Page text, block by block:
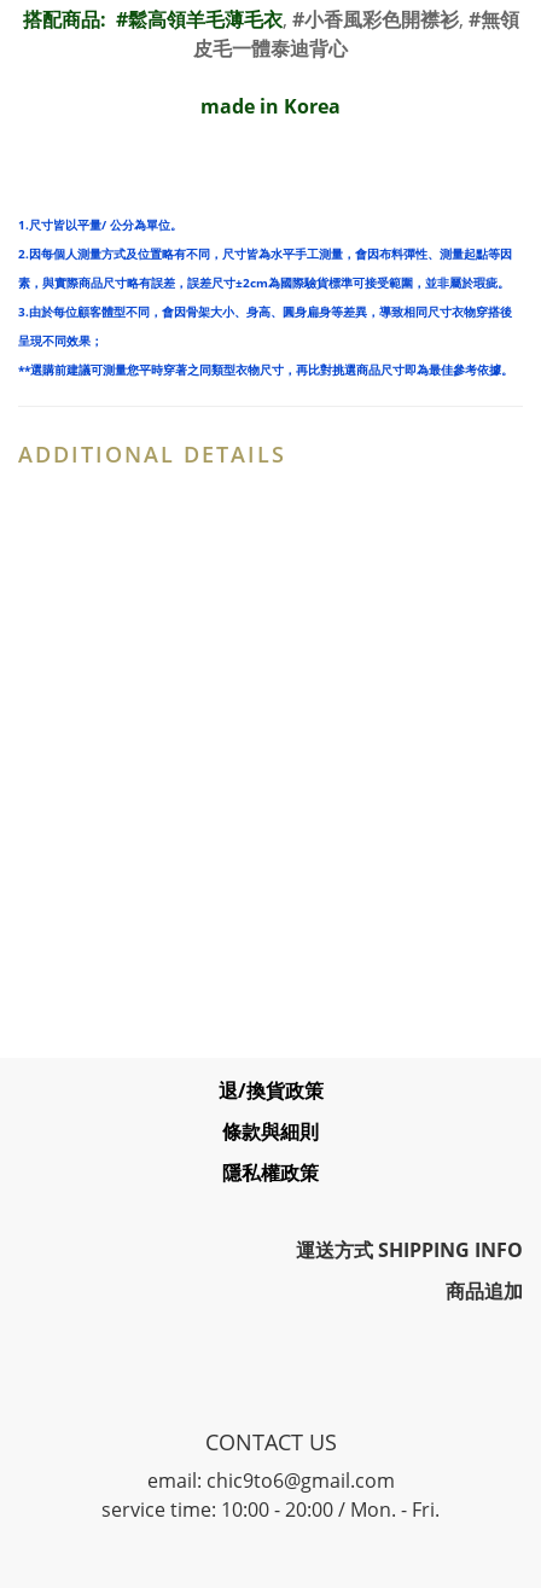
搭配商品: #鬆高領羊毛薄毛衣, #小香風彩色開襟衫, #無領
皮毛一體泰迪背心
made in Korea
1.尺寸皆以平量/ 公分為單位。
2.因每個人測量方式及位置略有不同，尺寸皆為水平手工測量，會因布料彈性、測量起點等因
素，與實際商品尺寸略有誤差，誤差尺寸±2cm為國際驗貨標準可接受範圍，並非屬於瑕疵。
3.由於每位顧客體型不同，會因骨架大小、身高、圓身扁身等差異，導致相同尺寸衣物穿搭後
呈現不同效果；
**選購前建議可測量您平時穿著之同類型衣物尺寸，再比對挑選商品尺寸即為最佳參考依據。
ADDITIONAL DETAILS
退/換貨政策
條款與細則
隱私權政策
運送方式 SHIPPING INFO
商品追加
CONTACT US
email: chic9to6@gmail.com
service time: 10:00 - 20:00 / Mon. - Fri.